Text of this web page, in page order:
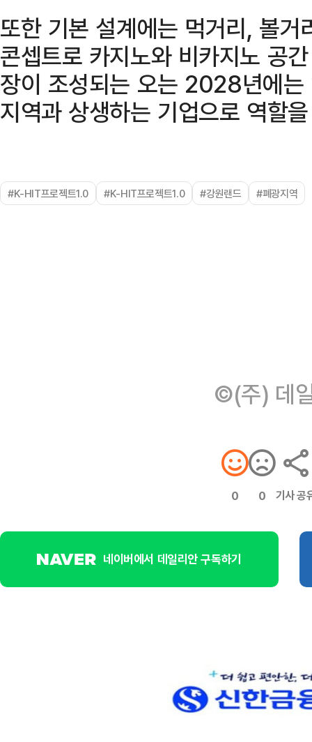
또한 기본 설계에는 먹거리, 볼
콘셉트로 카지노와 비카지노 공
장이 조성되는 오는 2028년에
지역과 상생하는 기업으로 역할
#K-HIT프로젝트1.0 #K-HIT프로젝트1.0 #강원랜드 #폐광지역
©(주) 데
0 0 기사 공
네이버에서 데일리안 구독하기